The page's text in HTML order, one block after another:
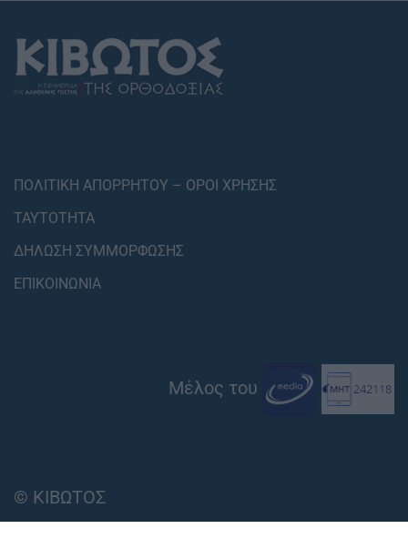
ΠΟΛΙΤΙΚΗ ΑΠΟΡΡΗΤΟΥ – ΟΡΟΙ ΧΡΗΣΗΣ
ΤΑΥΤΟΤΗΤΑ
ΔΗΛΩΣΗ ΣΥΜΜΟΡΦΩΣΗΣ
ΕΠΙΚΟΙΝΩΝΙΑ
Μέλος του
© ΚΙΒΩΤΟΣ